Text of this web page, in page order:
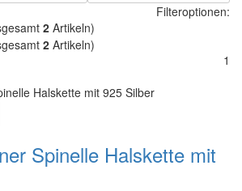
Filteroptionen:
2 Artikeln)
1
Spinelle Halskette mit
2 Artikeln)